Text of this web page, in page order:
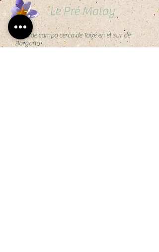
Le Pré Malay
Casa de campo cerca de Taizé en el sur de
Borgoña